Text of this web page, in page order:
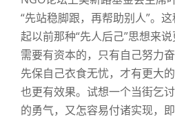
“先站稳脚跟，再帮助别人”。
起以前那种“先人后己”思想来
需要有资本的，只有自己努力
先保自己衣食无忧，才有更大
也更有效果。试想一个当街乞
的勇气，又怎容易付诸实现，